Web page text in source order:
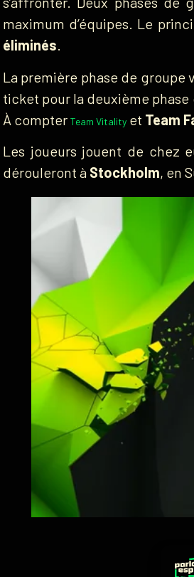
maximum d’équipes. Le
éliminés.
La première phase de groupe
ticket pour la deuxième
À compter Team Vitality et Team
Les joueurs jouent de chez
dérouleront à Stockholm, en